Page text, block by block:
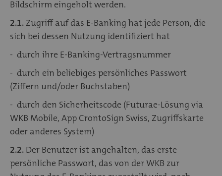
Bildschirm eingeholt werden.
2.1. Zugriff auf das E-Banking hat jede Person, die
sich bei dessen Nutzung identifiziert hat
- durch ihre E-Banking-Vertragsnummer
- durch ein beliebiges persönliches Passwort
(Ziffern und/oder Buchstaben)
- durch den Sicherheitscode (Futurae-Lösung via
WKB Mobile, App CrontoSign Swiss, Zugriffskarte
oder anderes System)
2.2. Der Benutzer ist angehalten, das erste
persönliche Passwort, das von der WKB zur